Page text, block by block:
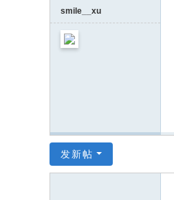
smile__xu
发新帖